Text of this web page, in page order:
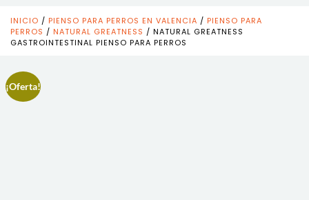
INICIO / PIENSO PARA PERROS EN VALENCIA / PIENSO PARA
PERROS / NATURAL GREATNESS / NATURAL GREATNESS
GASTROINTESTINAL PIENSO PARA PERROS
¡Oferta!